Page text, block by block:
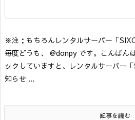
※注：もちろんレンタルサーバー「
毎度どうも、 @donpy です。こんばんは
ックしていますと、レンタルサーバー
知らせ ...
記事を読む